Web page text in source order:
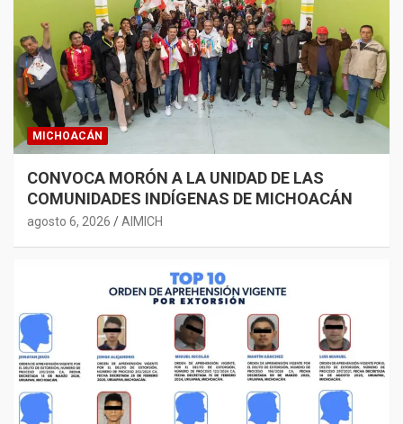
MICHOACÁN
CONVOCA MORÓN A LA UNIDAD DE LAS
COMUNIDADES INDÍGENAS DE MICHOACÁN
agosto 6, 2026 AIMICH